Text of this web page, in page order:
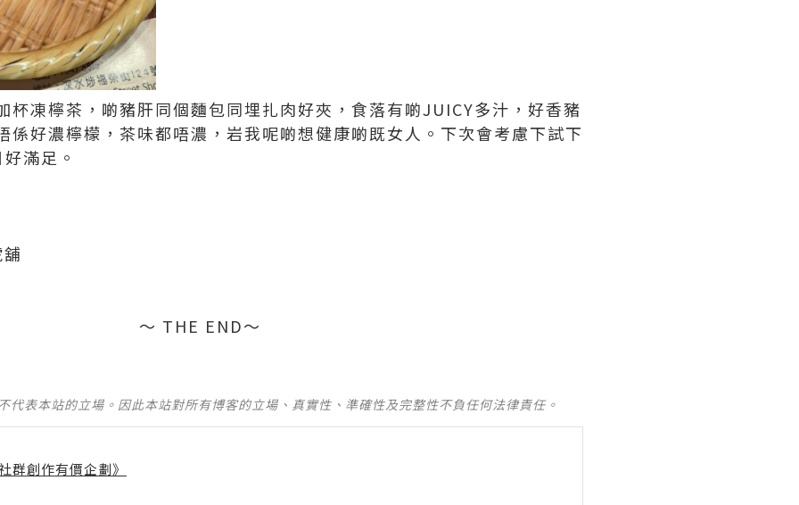
杯凍檸茶，啲豬肝同個麵包同埋扎肉好夾，食落有啲JUICY多汁，好香豬
係好濃檸檬，茶味都唔濃，岩我呢啲想健康啲既女人。下次會考慮下試下
滿足。
～ THE END～
代表本站的立場。因此本站對所有博客的立場、真實性、準確性及完整性不負任何法律責任。
群創作有價企劃》